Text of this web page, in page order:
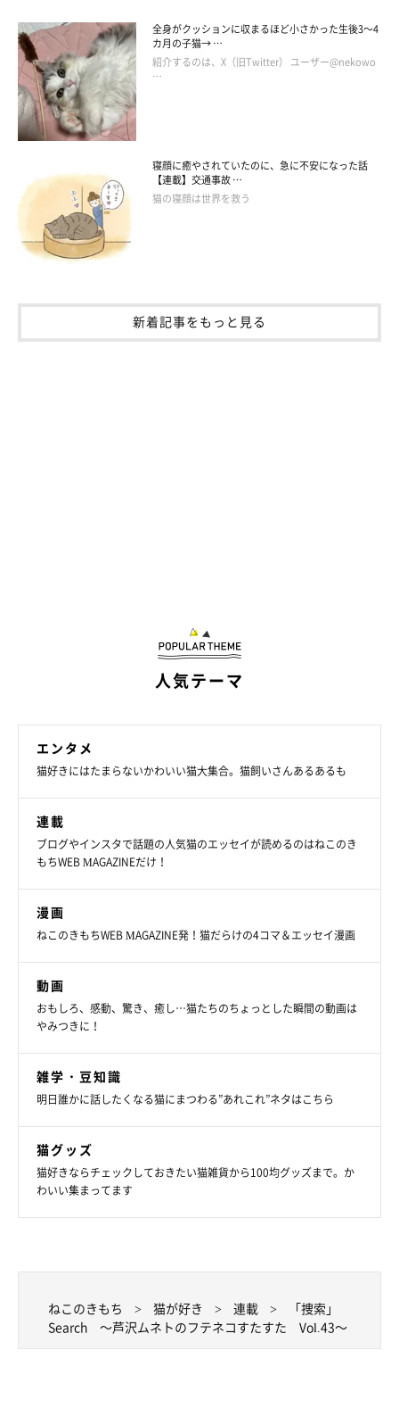
全身がクッションに収まるほど小さかった生後3～4
カ月の子猫→ …
紹介するのは、X（旧Twitter） ユーザー@nekowo
…
寝顔に癒やされていたのに、急に不安になった話
【連載】交通事故 …
猫の寝顔は世界を救う
新着記事をもっと見る
人気テーマ
エンタメ
猫好きにはたまらないかわいい猫大集合。猫飼いさんあるあるも
連載
ブログやインスタで話題の人気猫のエッセイが読めるのはねこのき
もちWEB MAGAZINEだけ！
漫画
ねこのきもちWEB MAGAZINE発！猫だらけの4コマ＆エッセイ漫画
動画
おもしろ、感動、驚き、癒し…猫たちのちょっとした瞬間の動画は
やみつきに！
雑学・豆知識
明日誰かに話したくなる猫にまつわる”あれこれ”ネタはこちら
猫グッズ
猫好きならチェックしておきたい猫雑貨から100均グッズまで。か
わいい集まってます
ねこのきもち 猫が好き 連載
「捜索」
Search ～芦沢ムネトのフテネコすたすた Vol.43～